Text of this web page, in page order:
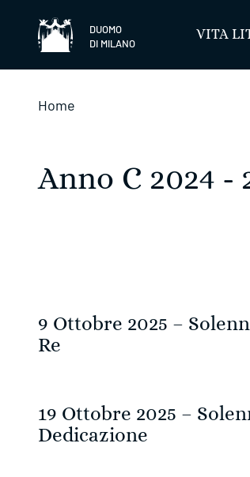
DUOMO
DI MILANO
VITA
Home
Anno C 2024 -
9 Ottobre 2025 –
Re
19 Ottobre 2025 –
Dedicazione